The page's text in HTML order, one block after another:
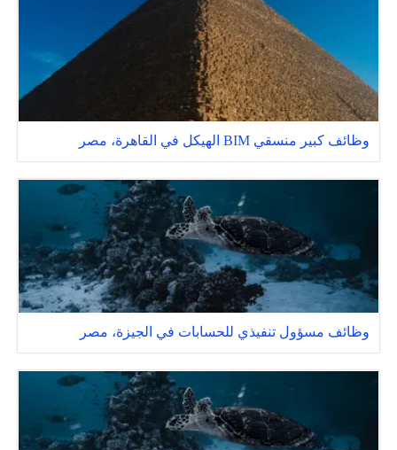
وظائف كبير منسقي BIM الهيكل في القاهرة، مصر
وظائف مسؤول تنفيذي للحسابات في الجيزة، مصر